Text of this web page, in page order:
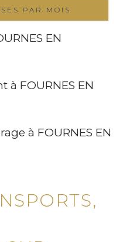
PAR MOIS
EN
FOURNES EN
à FOURNES EN